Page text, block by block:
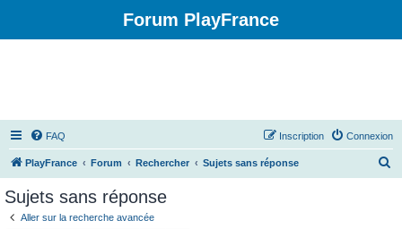
Forum PlayFrance
FAQ Connexion
Inscription
PlayFrance Forum Rechercher Sujets sans réponse
Sujets sans réponse
Aller sur la recherche avancée